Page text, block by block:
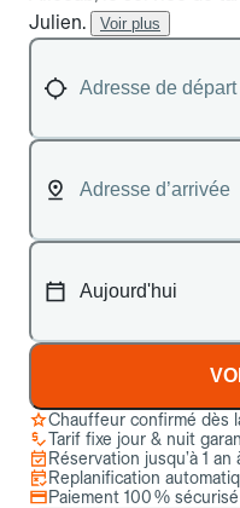
Julien.
Voir plus
Chauffeur confirmé dès
Tarif fixe jour & nuit
Réservation jusqu’à 1 an
Replanification
Paiement 100 % sécurisé